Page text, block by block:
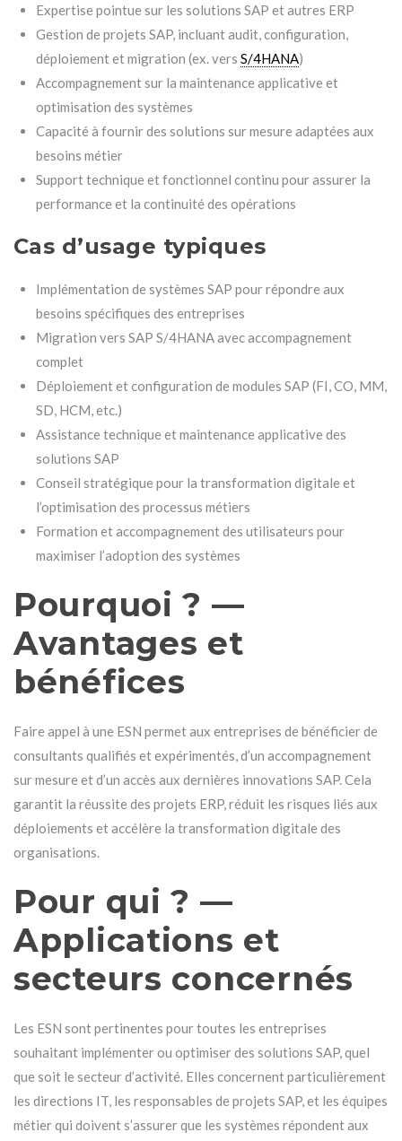
Expertise pointue sur les solutions SAP et autres ERP
Gestion de projets SAP, incluant audit, configuration,
déploiement et migration (ex. vers S/4HANA)
Accompagnement sur la maintenance applicative et
optimisation des systèmes
Capacité à fournir des solutions sur mesure adaptées aux
besoins métier
Support technique et fonctionnel continu pour assurer la
performance et la continuité des opérations
Cas d’usage typiques
Implémentation de systèmes SAP pour répondre aux
besoins spécifiques des entreprises
Migration vers SAP S/4HANA avec accompagnement
complet
Déploiement et configuration de modules SAP (FI, CO, MM,
SD, HCM, etc.)
Assistance technique et maintenance applicative des
solutions SAP
Conseil stratégique pour la transformation digitale et
l’optimisation des processus métiers
Formation et accompagnement des utilisateurs pour
maximiser l’adoption des systèmes
Pourquoi ? —
Avantages et
bénéfices
Faire appel à une ESN permet aux entreprises de bénéficier de
consultants qualifiés et expérimentés, d’un accompagnement
sur mesure et d’un accès aux dernières innovations SAP. Cela
garantit la réussite des projets ERP, réduit les risques liés aux
déploiements et accélère la transformation digitale des
organisations.
Pour qui ? —
Applications et
secteurs concernés
Les ESN sont pertinentes pour toutes les entreprises
souhaitant implémenter ou optimiser des solutions SAP, quel
que soit le secteur d’activité. Elles concernent particulièrement
les directions IT, les responsables de projets SAP, et les équipes
métier qui doivent s’assurer que les systèmes répondent aux